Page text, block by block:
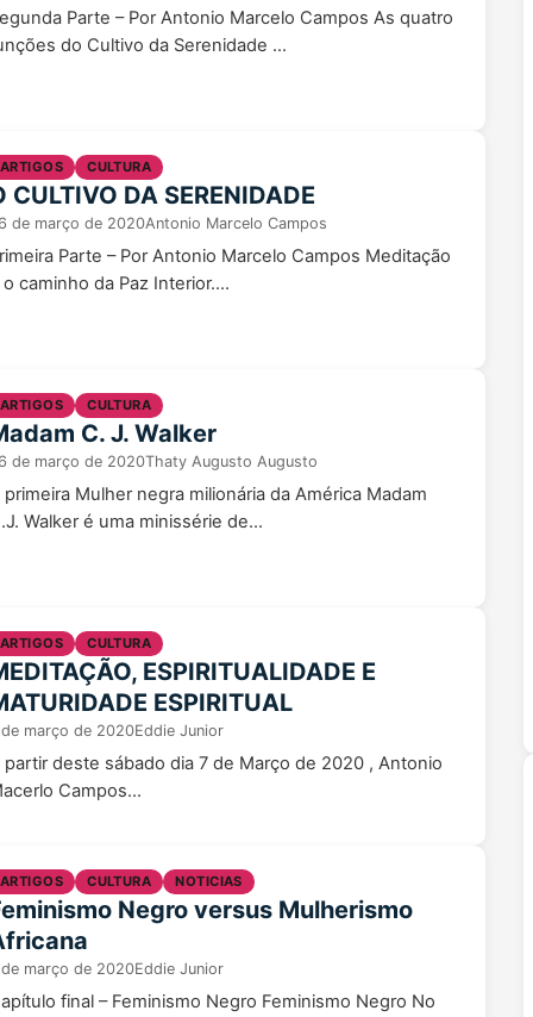
Parte – Por Antonio Marcelo Campos As quatro
do Cultivo da Serenidade ...
ARTIGOS CULTURA
CULTIVO DA SERENIDADE
de março de 2020Antonio Marcelo Campos
Parte – Por Antonio Marcelo Campos Meditação
caminho da Paz Interior....
ARTIGOS CULTURA
C. J. Walker
de março de 2020Thaty Augusto Augusto
primeira Mulher negra milionária da América Madam
Walker é uma minissérie de...
ARTIGOS CULTURA
ESPIRITUALIDADE E
ESPIRITUAL
março de 2020Eddie Junior
partir deste sábado dia 7 de Março de 2020 , Antonio
Campos...
ARTIGOS CULTURA NOTICIAS
Negro versus Mulherismo
março de 2020Eddie Junior
final – Feminismo Negro Feminismo Negro No